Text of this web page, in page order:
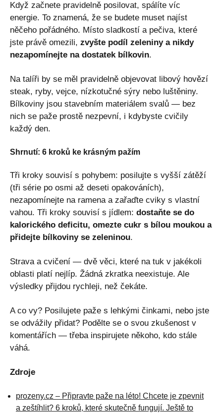
Když začnete pravidelně posilovat, spálíte víc
energie. To znamená, že se budete muset najíst
něčeho pořádného. Místo sladkostí a pečiva, které
jste právě omezili, zvyšte podíl zeleniny a nikdy
nezapomínejte na dostatek bílkovin.
Na talíři by se měl pravidelně objevovat libový hovězí
steak, ryby, vejce, nízkotučné sýry nebo luštěniny.
Bílkoviny jsou stavebním materiálem svalů — bez
nich se paže prostě nezpevní, i kdybyste cvičily
každý den.
Shrnutí: 6 kroků ke krásným pažím
Tři kroky souvisí s pohybem: posilujte s vyšší zátěží
(tři série po osmi až deseti opakováních),
nezapomínejte na ramena a zařaďte cviky s vlastní
vahou. Tři kroky souvisí s jídlem: dostaňte se do
kalorického deficitu, omezte cukr s bílou moukou a
přidejte bílkoviny se zeleninou.
Strava a cvičení — dvě věci, které na tuk v jakékoli
oblasti platí nejlíp. Žádná zkratka neexistuje. Ale
výsledky přijdou rychleji, než čekáte.
A co vy? Posilujete paže s lehkými činkami, nebo jste
se odvážily přidat? Podělte se o svou zkušenost v
komentářích — třeba inspirujete někoho, kdo stále
váhá.
Zdroje
prozeny.cz – Připravte paže na léto! Chcete je zpevnit
a zeštíhlit? 6 kroků, které skutečně fungují. Ještě to